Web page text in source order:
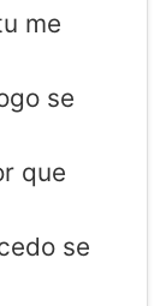
me
se
que
se